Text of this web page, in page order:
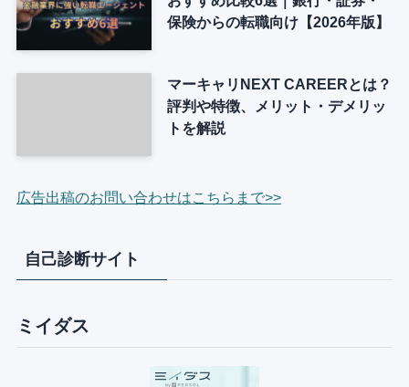
保険からの転職向け【2026年版】
マーキャリNEXT CAREERとは？
評判や特徴、メリット・デメリッ
トを解説
広告出稿のお問い合わせはこちらまで>>
自己診断サイト
ミイダス